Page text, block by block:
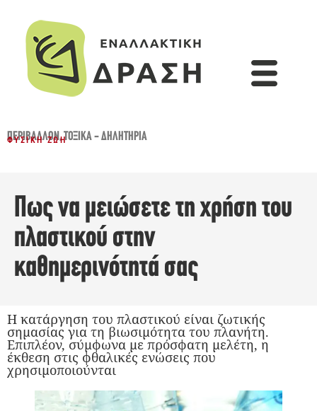
ΠΕΡΙΒΆΛΛΟΝ,ΤΟΞΙΚΆ - ΔΗΛΗΤΉΡΙΑ
ΦΥΣΙΚΉ ΖΩΉ
Πως να μειώσετε τη χρήση του
πλαστικού στην
καθημερινότητά σας
Η κατάργηση του πλαστικού είναι ζωτικής
σημασίας για τη βιωσιμότητα του πλανήτη.
Επιπλέον, σύμφωνα με πρόσφατη μελέτη, η
έκθεση στις φθαλικές ενώσεις που
χρησιμοποιούνται